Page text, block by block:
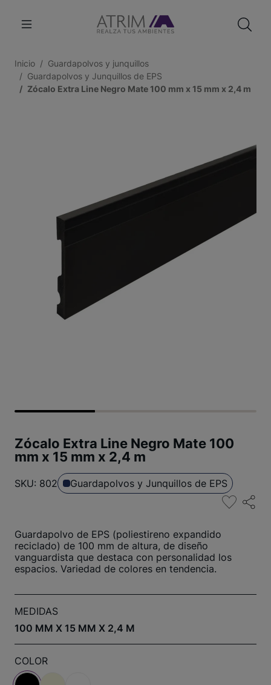
Inicio
Guardapolvos y junquillos
Guardapolvos y Junquillos de EPS
Zócalo Extra Line Negro Mate 100 mm x 15 mm x 2,4 m
Zócalo Extra Line Negro Mate 100
mm x 15 mm x 2,4 m
SKU: 802 Guardapolvos y Junquillos de EPS
Guardapolvo de EPS (poliestireno expandido
reciclado) de 100 mm de altura, de diseño
vanguardista que destaca con personalidad los
espacios. Variedad de colores en tendencia.
MEDIDAS
100 MM X 15 MM X 2,4 M
COLOR